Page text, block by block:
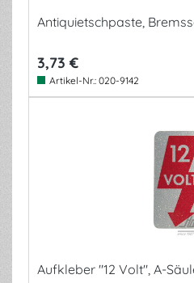
Antiquietschpaste,
3,73 €
Artikel-Nr.: 020-9142
Aufkleber "12 Volt", A-